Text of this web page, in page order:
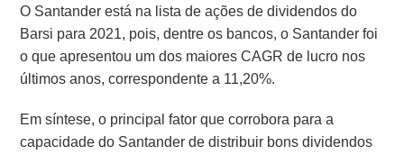
O Santander está na lista de ações de dividendos do
Barsi para 2021, pois, dentre os bancos, o Santander foi
o que apresentou um dos maiores CAGR de lucro nos
últimos anos, correspondente a 11,20%.
Em síntese, o principal fator que corrobora para a
capacidade do Santander de distribuir bons dividendos